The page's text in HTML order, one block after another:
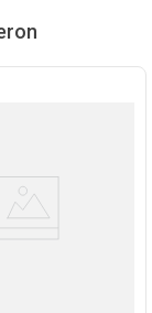
Ver
Producto